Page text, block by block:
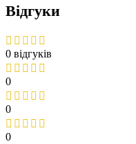
Відгуки
0 відгуків
0
0
0